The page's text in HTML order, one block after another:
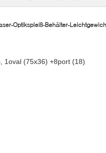
Optikspleiß-Behälter-
1oval (75x36) +8port (18)